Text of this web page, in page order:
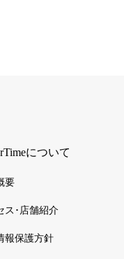
について
要
ス･店舗紹介
報保護方針